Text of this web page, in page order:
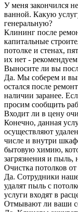
У меня закончился
ванной. Какую
генеральную?
Клининг после
капитальные
потолке и стенах,
их нет -
Выносите ли вы
Да. Мы соберем и
остался после
наличии заранее.
просим сообщить
Входит ли в цену
Конечно, данная
осуществляют
числе и внутри
бытовую химию,
загрязнения и пыль,
Очистка потолков
Да. Сотрудники
удалят пыль с
услуги входят в
Отмывают ли ваши